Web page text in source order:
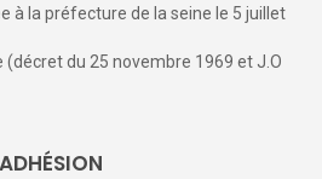
à la préfecture de la seine le 5 juillet
(décret du 25 novembre 1969 et J.O
ADHÉSION